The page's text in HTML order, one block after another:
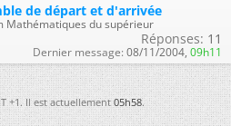
de départ et d'arrivée
Mathématiques du supérieur
Réponses: 11
Dernier message: 08/11/2004, 09h11
+1. Il est actuellement05h58.